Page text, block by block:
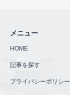
メニュー
HOME
記事を探す
プライバシーポリシー